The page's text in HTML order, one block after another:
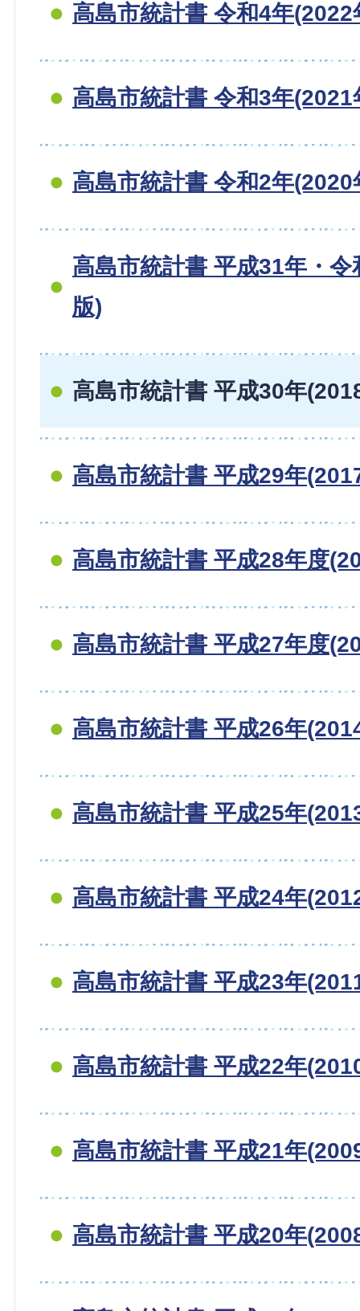
高島市統計書 令和4年(2022
高島市統計書 令和3年(2021
高島市統計書 令和2年(2020
高島市統計書 平成31年・
版)
高島市統計書 平成30年
高島市統計書 平成29年
高島市統計書 平成28年度
高島市統計書 平成27年度
高島市統計書 平成26年
高島市統計書 平成25年
高島市統計書 平成24年
高島市統計書 平成23年
高島市統計書 平成22年
高島市統計書 平成21年
高島市統計書 平成20年